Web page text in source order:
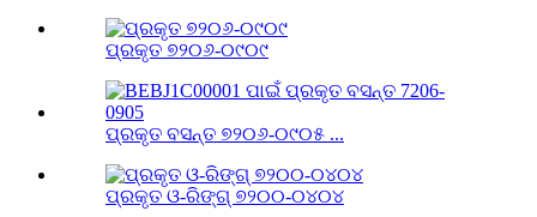
ପ୍ରକୃତ ୭୨୦୬-୦୯୦୯
ପ୍ରକୃତ ବସନ୍ତ ୭୨୦୬-୦୯୦୫ ...
ପ୍ରକୃତ ଓ-ରିଙ୍ଗ୍ ୭୨୦୦-୦୪୦୪